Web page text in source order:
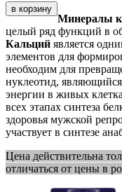
Минералы
целый ряд функций в
Кальций является
элементов для
необходим для
нуклеотид,
энергии в живых
всех этапах синтеза
здоровья мужской
участвует в синтезе
Цена действительна
отличаться от цены в